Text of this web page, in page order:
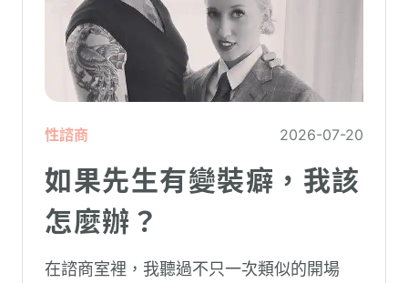
性諮商 2026-07-20
如果先生有變裝癖，我該
怎麼辦？
在諮商室裡，我聽過不只一次類似的開場